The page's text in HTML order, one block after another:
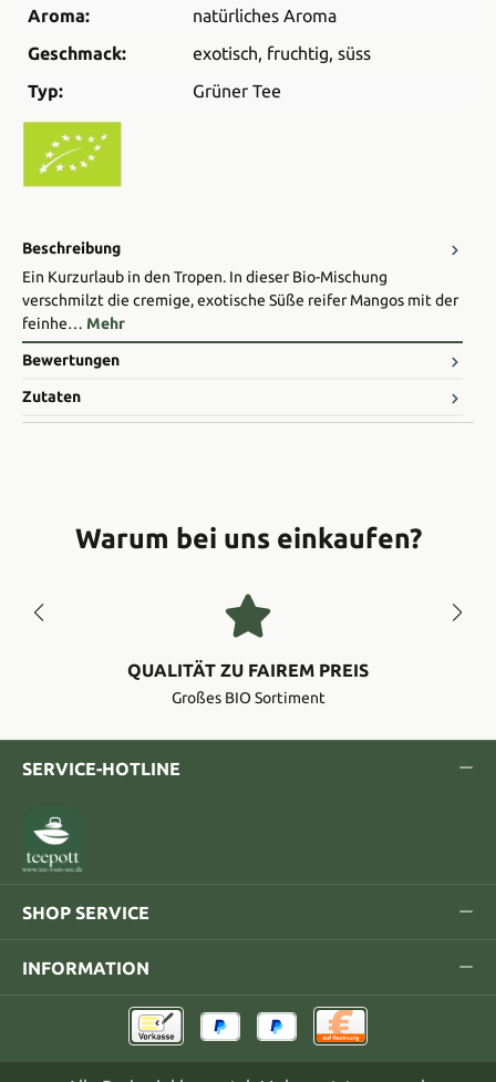
Aroma:
natürliches Aroma
Geschmack:
exotisch, fruchtig, süss
Typ:
Grüner Tee
Beschreibung
Ein Kurzurlaub in den Tropen. In dieser Bio-Mischung
verschmilzt die cremige, exotische Süße reifer Mangos mit der
feinhe… Mehr
Bewertungen
Zutaten
Warum bei uns einkaufen?
QUALITÄT ZU FAIREM PREIS
Großes BIO Sortiment
SERVICE-HOTLINE
SHOP SERVICE
INFORMATION